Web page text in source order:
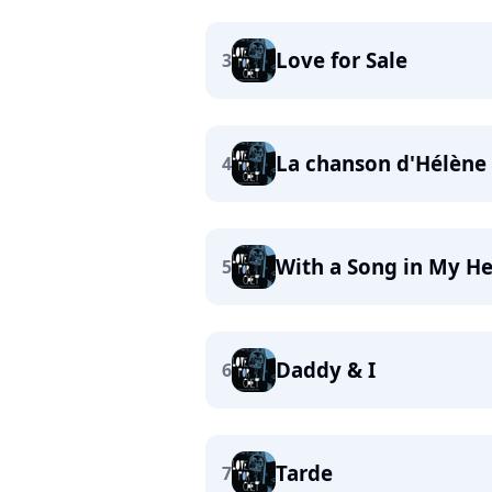
3 Love for Sale
4 La chanson d'Hélène
5 With a Song in My
6 Daddy & I
7 Tarde